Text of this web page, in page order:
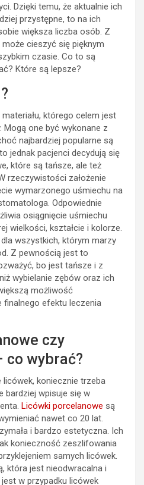
Dzięki temu, że aktualnie ich
przystępne, to na ich
większa liczba osób. Z
cieszyć się pięknym
czasie. Co to są
Które są lepsze?
którego celem jest
Mogą one być wykonane z
najbardziej popularne są
jednak pacjenci decydują się
które są tańsze, ale też
rzeczywistości założenie
wymarzonego uśmiechu na
Odpowiednie
osiągnięcie uśmiechu
wielkości, kształcie i kolorze.
wszystkich, którym marzy
Z pewnością jest to
bo jest tańsze i z
wybielanie zębów oraz ich
możliwość
finalnego efektu leczenia
czy
co wybrać?
licówek, koniecznie trzeba
bardziej wpisuje się w
Licówki porcelanowe są
nawet co 20 lat.
i bardzo estetyczna. Ich
konieczność zeszlifowania
samych licówek.
która jest nieodwracalna i
w przypadku licówek